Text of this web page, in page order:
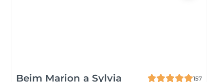
Beim Marion a Sylvia
157